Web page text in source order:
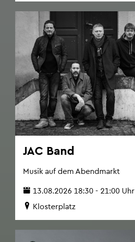
JAC Band
Musik auf dem Abend­markt
13.08.2026 18:30 - 21:00 Uhr
Klos­ter­platz